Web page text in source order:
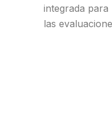
integrada para
las